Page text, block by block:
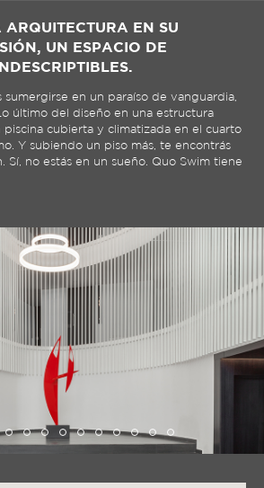
ARQUITECTURA EN SU
UN ESPACIO DE
sumergirse en un paraíso de vanguardia,
último del diseño en una estructura
piscina cubierta y climatizada en el cuarto
Y subiendo un piso más, te encontrás
Sí, no estás en un sueño. Quo Swim tiene